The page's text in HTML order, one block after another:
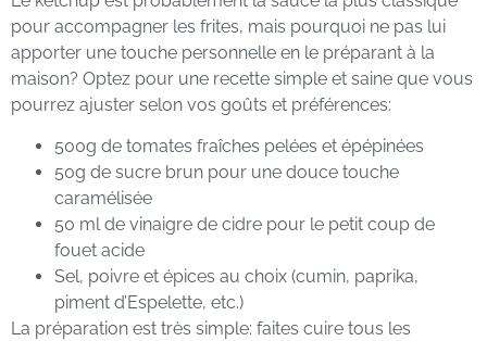
pour accompagner les frites, mais pourquoi ne pas lui
apporter une touche personnelle en le préparant à la
maison? Optez pour une recette simple et saine que vous
pourrez ajuster selon vos goûts et préférences:
500g de tomates fraîches pelées et épépinées
50g de sucre brun pour une douce touche
caramélisée
50 ml de vinaigre de cidre pour le petit coup de
fouet acide
Sel, poivre et épices au choix (cumin, paprika,
piment d’Espelette, etc.)
La préparation est très simple: faites cuire tous les